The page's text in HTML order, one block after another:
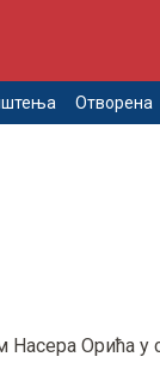
Отворена
Насера Орића у